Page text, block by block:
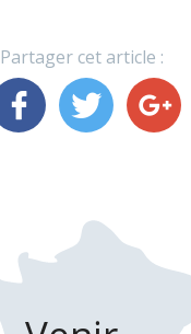
Partager cet article :